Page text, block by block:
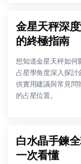
金星天秤深
的終極指南
想知道金星天秤如何
占星學角度深入探討
供實用建議與常見問
的占星位置。
白水晶手鍊
一次看懂